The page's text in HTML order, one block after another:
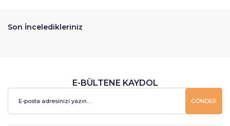
Son İnceledikleriniz
E-BÜLTENE KAYDOL
GÖNDER